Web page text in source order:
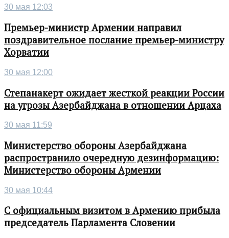
30 мая 12:03
Премьер-министр Армении направил
поздравительное послание премьер-министру
Хорватии
30 мая 12:00
Степанакерт ожидает жесткой реакции России
на угрозы Азербайджана в отношении Арцаха
30 мая 11:59
Министерство обороны Азербайджана
распространило очередную дезинформацию:
Министерство обороны Армении
30 мая 10:44
С официальным визитом в Армению прибыла
председатель Парламента Словении